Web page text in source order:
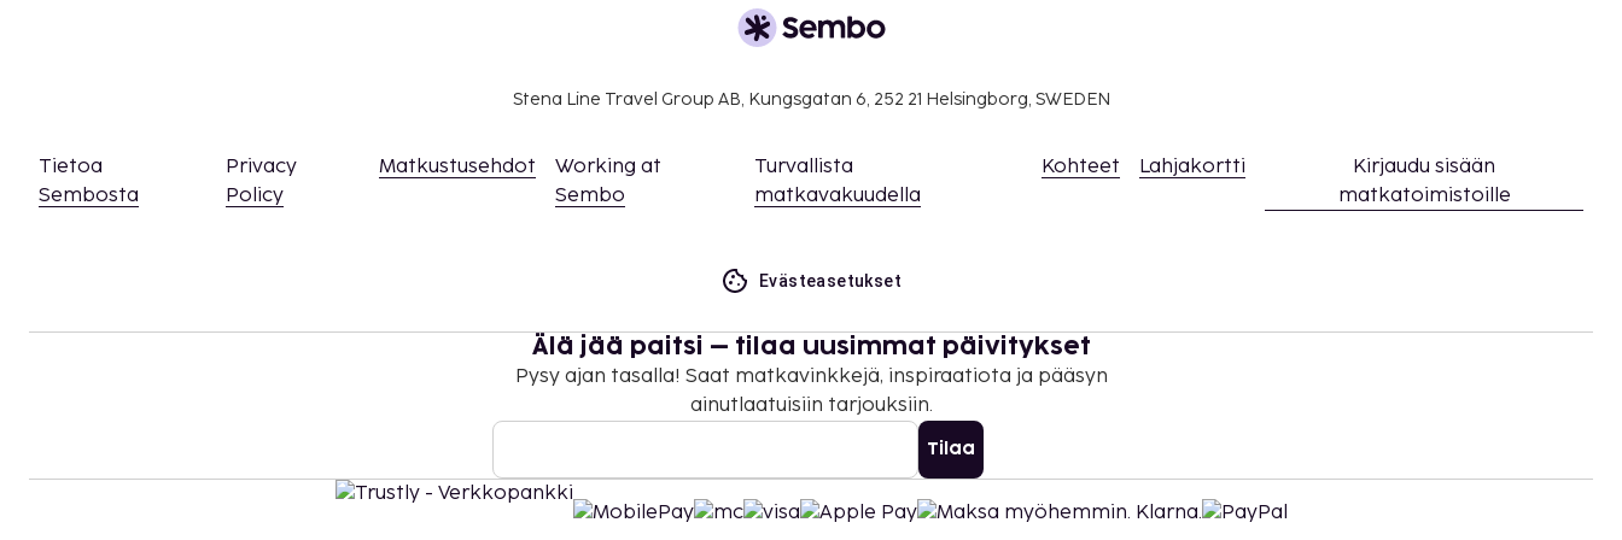
Myöhäinen uloskirjautuminen on saatavilla lisämaksusta (saatavuuden
Yllä oleva luettelo ei ehkä kata kaikkea. Maksut ja takuumaksut eivät
Kansallisten määräysten vuoksi käteismaksut eivät voi ylittää 1000
EUR:n suuruista summaa tässä majoituspaikassa. Saat lisätietoja
Kausiluontoinen uima-allas on käytettävissä heinäkuusta elokuuhun.
saatavuus on rajoitettua. Niitä voi pyytää ottamalla yhteyttä
majoituspaikkaan. Yhteystiedot löytyvät varausvahvistuksesta.
Viereistä rakennusta korjataan parhaillaan ja työmaalta saattaa kuulua
Stena Line Travel Group AB, Kungsgatan 6, 252 21 Helsingborg, SWEDEN
Tietoa
Sembosta
Privacy
Policy
Matkustusehdot
Working at
Sembo
Turvallista
matkavakuudella
Kohteet Lahjakortti
Kirjaudu sisään
matkatoimistoille
Evästeasetukset
Älä jää paitsi – tilaa uusimmat päivitykset
Pysy ajan tasalla! Saat matkavinkkejä, inspiraatiota ja pääsyn
ainutlaatuisiin tarjouksiin.
Tilaa